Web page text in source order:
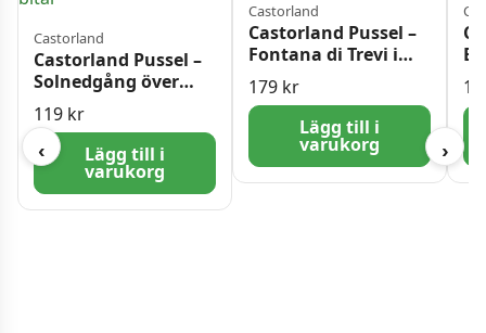
‹
Castorland
Castorland Pussel –
Solnedgång över
Manhattan, New
York 500 bitar
119 kr
Lägg till i
varukorg
Castorland
Castorland Pussel –
Fontana di Trevi i
Rom, Italien 1500
bitar
179 kr
Lägg till i
varukorg ›